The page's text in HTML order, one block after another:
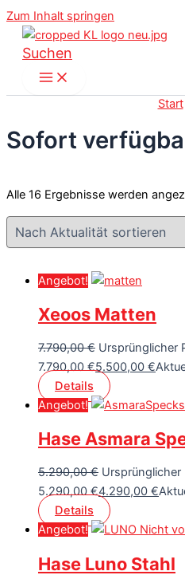
Zum Inhalt springen
Suchen
Start
Sofort
Alle 16 Ergebnisse werden
Angebot!
Xeoos Matten
7.790,00€ Ursprünglicher
7.790,00 €5.500,00 €
Details
Angebot!
Hase Asmara
5.290,00€ Ursprünglicher
5.290,00 €4.290,00 €
Details
Angebot!
Nicht
Hase Luno Stahl